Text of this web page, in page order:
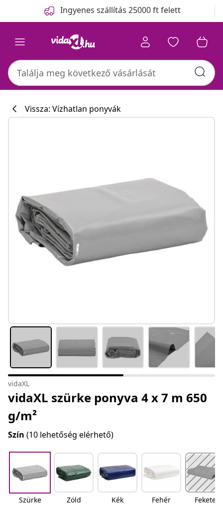
Ingyenes szállítás 25000 ft felett
Vissza: Vízhatlan ponyvák
vidaXL
vidaXL szürke ponyva 4 x 7 m 650
g/m²
Szín (10 lehetőség elérhető)
Szürke Zöld Kék Fehér Fekete